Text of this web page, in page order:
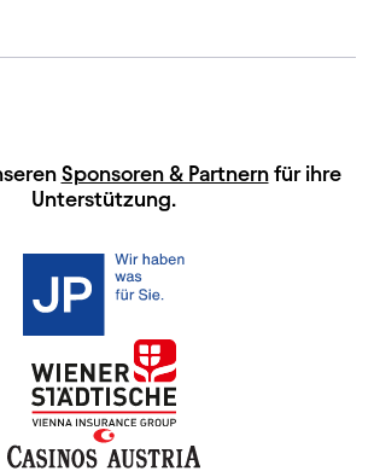
Sponsoren & Partnernfür ihre
Unterstützung.